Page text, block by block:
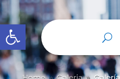
Abrir barra de herramientas